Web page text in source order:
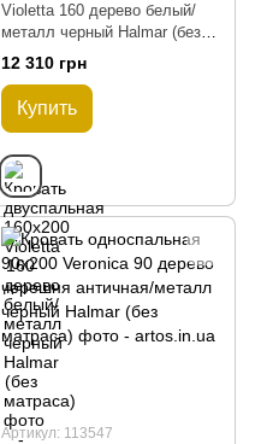
Violetta 160 дерево белый/
металл черный Halmar (без
матраса)
12 310 грн
Купить
Артикул: 113547